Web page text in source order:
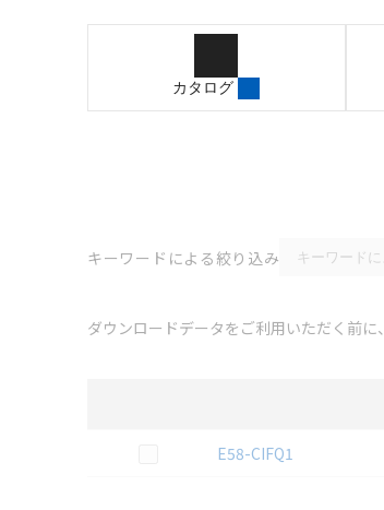
カタログ
キーワードによる絞り込み
ダウンロードデータをご利用いただく前に、
この資料を選択
E58-CIFQ1